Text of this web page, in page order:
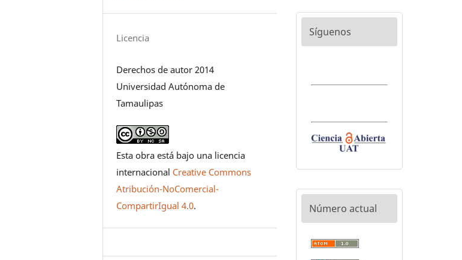
Licencia
Derechos de autor 2014
Universidad Autónoma de
Tamaulipas
Esta obra está bajo una licencia
internacional Creative Commons
Atribución-NoComercial-
CompartirIgual 4.0.
Síguenos
Número actual